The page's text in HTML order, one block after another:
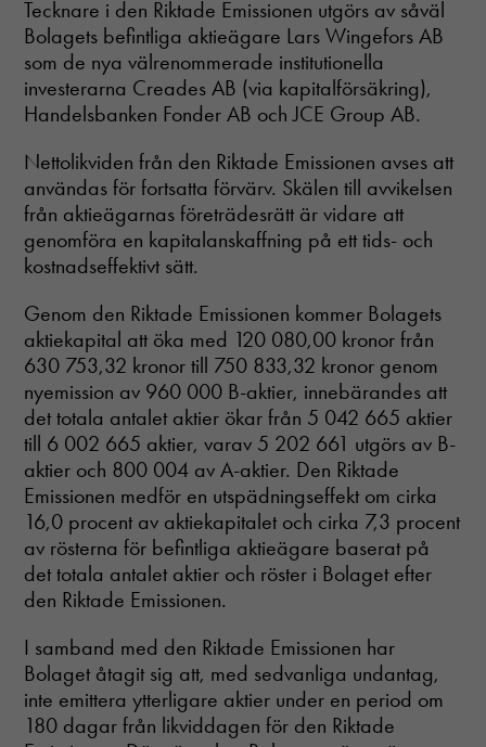
Tecknare i den Riktade Emissionen utgörs av såväl
Bolagets befintliga aktieägare Lars Wingefors AB
som de nya välrenommerade institutionella
investerarna Creades AB (via kapitalförsäkring),
Handelsbanken Fonder AB och JCE Group AB.
Nettolikviden från den Riktade Emissionen avses att
användas för fortsatta förvärv. Skälen till avvikelsen
från aktieägarnas företrädesrätt är vidare att
genomföra en kapitalanskaffning på ett tids- och
kostnadseffektivt sätt.
Genom den Riktade Emissionen kommer Bolagets
aktiekapital att öka med 120 080,00 kronor från
630 753,32 kronor till 750 833,32 kronor genom
nyemission av 960 000 B-aktier, innebärandes att
det totala antalet aktier ökar från 5 042 665 aktier
till 6 002 665 aktier, varav 5 202 661 utgörs av B-
aktier och 800 004 av A-aktier. Den Riktade
Emissionen medför en utspädningseffekt om cirka
16,0 procent av aktiekapitalet och cirka 7,3 procent
av rösterna för befintliga aktieägare baserat på
det totala antalet aktier och röster i Bolaget efter
den Riktade Emissionen.
I samband med den Riktade Emissionen har
Bolaget åtagit sig att, med sedvanliga undantag,
inte emittera ytterligare aktier under en period om
180 dagar från likviddagen för den Riktade